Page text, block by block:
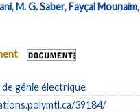
,M. G. Saber,Fayçal Mounaïm,
génie électrique
39184/